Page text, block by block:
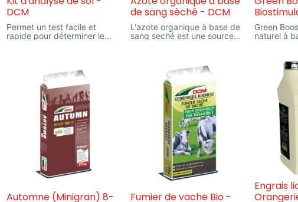
DCM
Permet un test facile et
rapide pour déterminer le
obtenus sont immédiatement
transformés en conseils
personnalisés, adaptés à
votre gazon, jardin et/ou
potager. Pour l'aménagement
et l'entretien ainsi que pour
résoudre des problèmes
spécifiques. Une mesure pour
plusieurs conseils.
de sang sèché - DCM
L'azote organique à base de
sang seché est une source
légumes, herbes
aromatiques, fruits et plantes
ornementales, il favorise la
croissance des feuilles et des
tiges et remédie au
jaunissement provoqué par
un manque d'azote. C'est un
mélange d'engrais
organiques azotés - 14 %
azote organique (N).
Green
naturel à
utilisé
plantes et
prolonger
PUR
saison.
Green
naturel et
autorisé
biologique
règlement
Automne (Minigran) 8-
Fumier de vache Bio -
Engrais